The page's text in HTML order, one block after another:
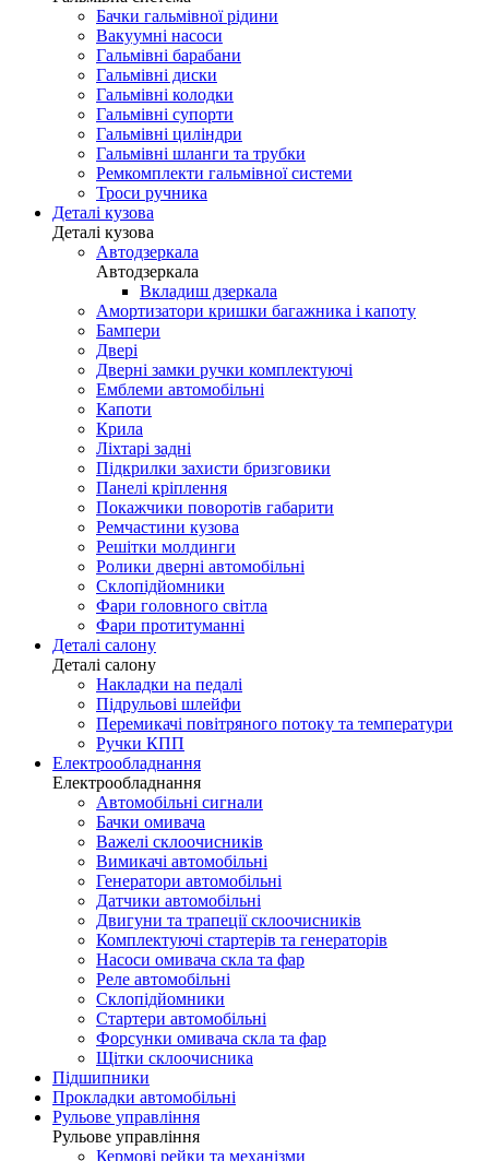
Бачки гальмівної рідини
Вакуумні насоси
Гальмівні барабани
Гальмівні диски
Гальмівні колодки
Гальмівні супорти
Гальмівні циліндри
Гальмівні шланги та трубки
Ремкомплекти гальмівної системи
Троси ручника
Деталі кузова
Деталі кузова
Автодзеркала
Автодзеркала
Вкладиш дзеркала
Амортизатори кришки багажника і капоту
Бампери
Двері
Дверні замки ручки комплектуючі
Емблеми автомобільні
Капоти
Крила
Ліхтарі задні
Підкрилки захисти бризговики
Панелі кріплення
Покажчики поворотів габарити
Ремчастини кузова
Решітки молдинги
Ролики дверні автомобільні
Склопідйомники
Фари головного світла
Фари протитуманні
Деталі салону
Деталі салону
Накладки на педалі
Підрульові шлейфи
Перемикачі повітряного потоку та температури
Ручки КПП
Електрообладнання
Електрообладнання
Автомобільні сигнали
Бачки омивача
Важелі склоочисників
Вимикачі автомобільні
Генератори автомобільні
Датчики автомобільні
Двигуни та трапеції склоочисників
Комплектуючі стартерів та генераторів
Насоси омивача скла та фар
Реле автомобільні
Склопідйомники
Стартери автомобільні
Форсунки омивача скла та фар
Щітки склоочисника
Підшипники
Прокладки автомобільні
Рульове управління
Рульове управління
Кермові рейки та механізми